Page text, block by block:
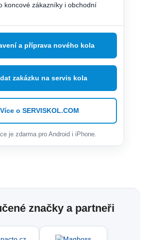
koncové zákazníky i obchodní
a příprava nového kola
zakázku na servis kola
Více o SERVISKOL.COM
je zdarma pro Android i iPhone.
značky a partneři